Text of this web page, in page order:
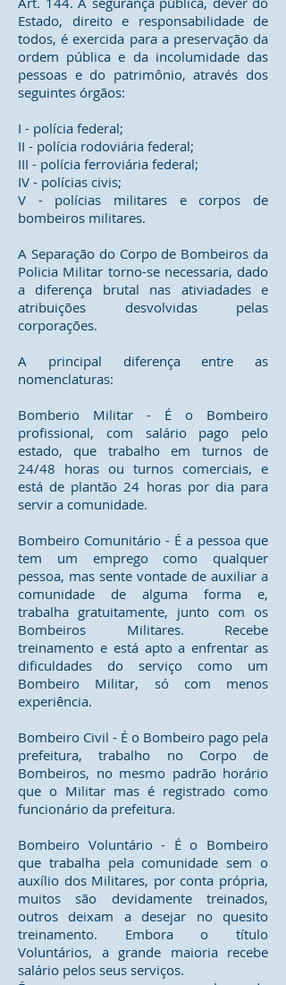
Estado, direito e responsabilidade de
todos, é exercida para a preservação da
ordem pública e da incolumidade das
pessoas e do patrimônio, através dos
seguintes órgãos:
I - polícia federal;
II - polícia rodoviária federal;
III - polícia ferroviária federal;
IV - polícias civis;
V - polícias militares e corpos de
bombeiros militares.
A Separação do Corpo de Bombeiros da
Policia Militar torno-se necessaria, dado
a diferença brutal nas ativiadades e
atribuições desvolvidas pelas
corporações.
A principal diferença entre as
nomenclaturas:
Bomberio Militar - É o Bombeiro
profissional, com salário pago pelo
estado, que trabalho em turnos de
24/48 horas ou turnos comerciais, e
está de plantão 24 horas por dia para
servir a comunidade.
Bombeiro Comunitário - É a pessoa que
tem um emprego como qualquer
pessoa, mas sente vontade de auxiliar a
comunidade de alguma forma e,
trabalha gratuitamente, junto com os
Bombeiros Militares. Recebe
treinamento e está apto a enfrentar as
dificuldades do serviço como um
Bombeiro Militar, só com menos
experiência.
Bombeiro Civil - É o Bombeiro pago pela
prefeitura, trabalho no Corpo de
Bombeiros, no mesmo padrão horário
que o Militar mas é registrado como
funcionário da prefeitura.
Bombeiro Voluntário - É o Bombeiro
que trabalha pela comunidade sem o
auxílio dos Militares, por conta própria,
muitos são devidamente treinados,
outros deixam a desejar no quesito
treinamento. Embora o título
Voluntários, a grande maioria recebe
salário pelos seus serviços.